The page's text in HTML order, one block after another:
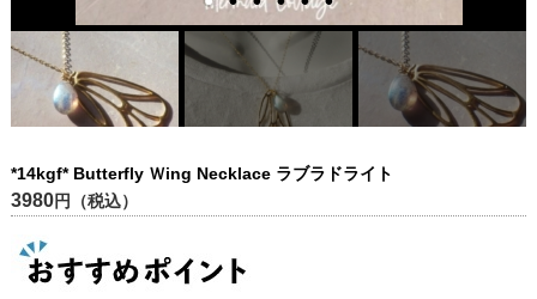
*14kgf* Butterfly Ｗing Necklace ラブラドライト
3980円（税込）